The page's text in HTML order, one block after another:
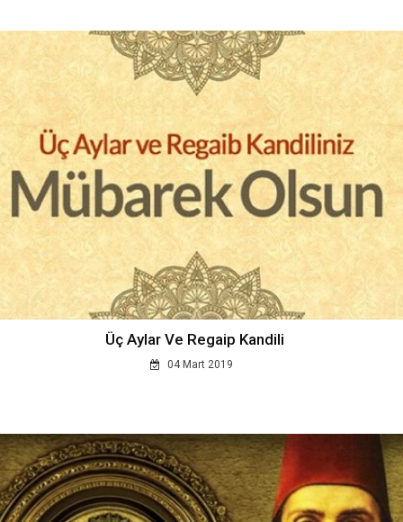
Üç Aylar Ve Regaip Kandili
04 Mart 2019